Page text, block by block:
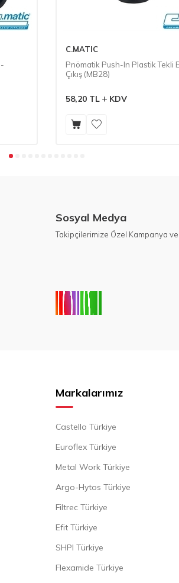
C.MATIC
Pnömatik Push-In Plastik Tekli
Çıkış (MB28)
58,20 TL KDV
Sosyal Medya
Takipçilerimize Özel Kampanya
Markalarımız
Castello Türkiye
Euroflex Türkiye
Metal Work Türkiye
Argo-Hytos Türkiye
Filtrec Türkiye
Efit Türkiye
SHPI Türkiye
Flexamide Türkiye